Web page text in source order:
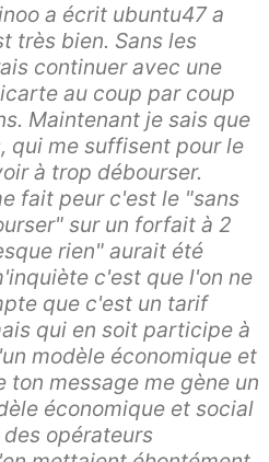
a écrit ubuntu47 a
très bien. Sans les
continuer avec une
au coup par coup
Maintenant je sais que
qui me suffisent pour le
à trop débourser.
fait peur c'est le "sans
sur un forfait à 2
rien" aurait été
c'est que l'on ne
que c'est un tarif
qui en soit participe à
modèle économique et
message me gène un
économique et social
opérateurs